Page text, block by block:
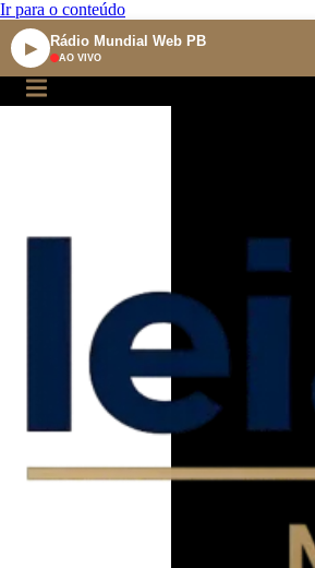
Ir para o conteúdo
▶ Rádio Mundial Web PB
AO VIVO